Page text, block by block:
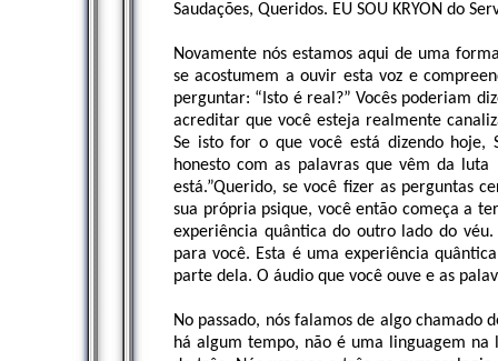
Saudações, Queridos. EU SOU KRYON do
Novamente nós estamos aqui de uma
se acostumem a ouvir esta voz e
perguntar: “Isto é real?” Vocês poderiam
acreditar que você esteja realmente
Se isto for o que você está dizendo
honesto com as palavras que vêm da
está.”Querido, se você fizer as perguntas
sua própria psique, você então começa a
experiência quântica do outro lado do
para você. Esta é uma experiência
parte dela. O áudio que você ouve e as
No passado, nós falamos de algo
há algum tempo, não é uma linguagem